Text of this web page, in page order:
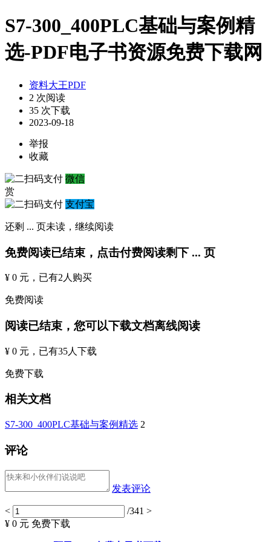
S7-300_400PLC基础与案例精
选-PDF电子书资源免费下载网
资料大王PDF
2 次阅读
35 次下载
2023-09-18
举报
收藏
微信
赏
支付宝
还剩 ... 页未读， 继续阅读
免费阅读已结束，点击付费阅读剩下 ... 页
¥ 0 元 ，已有2 人购买
免费阅读
阅读已结束，您可以下载文档离线阅读
¥ 0 元 ，已有35人下载
免费下载
相关文档
S7-300_400PLC基础与案例精选 2
评论
发表评论
< /341 >
¥ 0 元 免费下载